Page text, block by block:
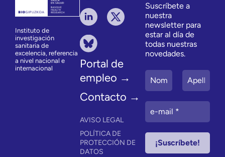
Instituto de
investigación
sanitaria de
excelencia, referencia
a nivel nacional e
internacional
Portal de
empleo →
Contacto →
AVISO LEGAL
POLÍTICA DE
PROTECCIÓN DE
DATOS
Suscríbete a
nuestra
newsletter para
estar al día de
todas nuestras
novedades.